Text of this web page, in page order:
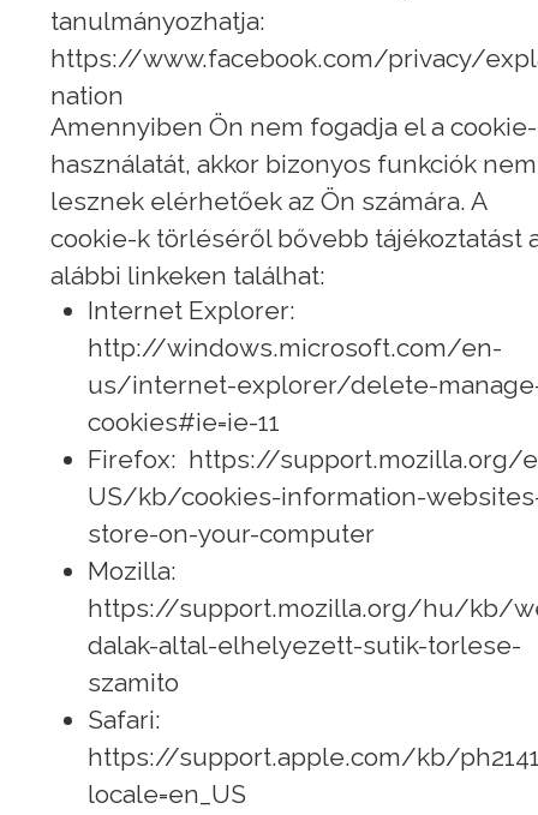
tanulmányozhatja:
https://www.facebook.com/privacy/
nation
Amennyiben Ön nem fogadja el a
használatát, akkor bizonyos funkciók nem
lesznek elérhetőek az Ön számára. A
cookie-k törléséről bővebb tájékoztatást
alábbi linkeken találhat:
Internet Explorer:
http://windows.microsoft.com/en-
us/internet-explorer/delete-
cookies#ie=ie-11
Firefox: https://support.mozilla.org/
US/kb/cookies-information-
store-on-your-computer
Mozilla:
https://support.mozilla.org/hu/kb/
dalak-altal-elhelyezett-sutik-torlese-
szamito
Safari:
https://support.apple.com/kb/
locale=en_US